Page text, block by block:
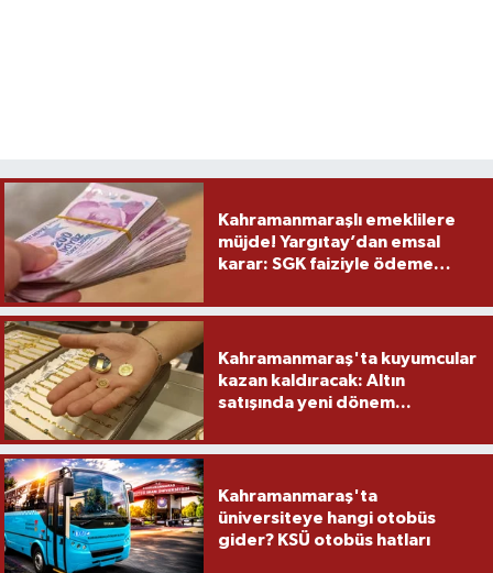
Kahramanmaraşlı emeklilere
müjde! Yargıtay’dan emsal
karar: SGK faiziyle ödeme
Kahramanmaraş'ta kuyumcular
kazan kaldıracak: Altın
satışında yeni dönem...
Kahramanmaraş'ta
üniversiteye hangi otobüs
gider? KSÜ otobüs hatları